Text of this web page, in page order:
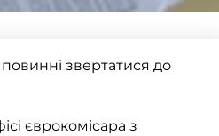
звертатися до
єврокомісара з